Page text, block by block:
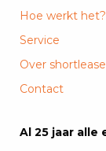
Hoe werkt het?
Service
Over
Contact
Al 25 jaar alle